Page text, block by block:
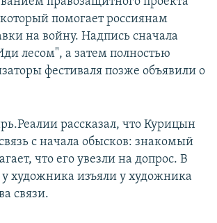
помогает россиянам
на войну. Надпись сначала
лесом", а затем полностью
фестиваля позже объявили о
рассказал, что Курицын
с начала обысков: знакомый
что его увезли на допрос. В
художника изъяли у художника
связи.